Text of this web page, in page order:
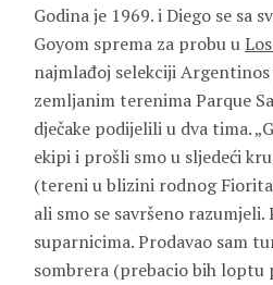
Godina je 1969. i Diego se sa
Goyom sprema za probu u
najmlađoj selekciji Argentinos
zemljanim terenima Parque
dječake podijelili u dva tima.
ekipi i prošli smo u sljedeći
(tereni u blizini rodnog
ali smo se savršeno razumjeli.
suparnicima. Prodavao sam
sombrera (prebacio bih loptu